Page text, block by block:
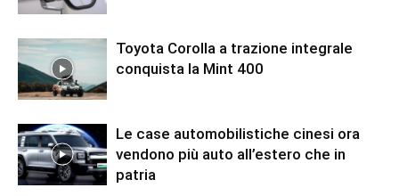
Toyota Corolla a trazione integrale
conquista la Mint 400
Le case automobilistiche cinesi ora
vendono più auto all’estero che in
patria